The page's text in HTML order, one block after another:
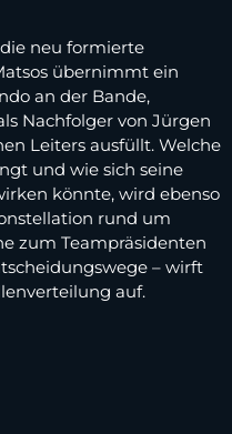
neu formierte
übernimmt ein
an der Bande,
Nachfolger von Jürgen
Leiters ausfüllt. Welche
und wie sich seine
könnte, wird ebenso
rund um
zum Teampräsidenten
– wirft
auf.